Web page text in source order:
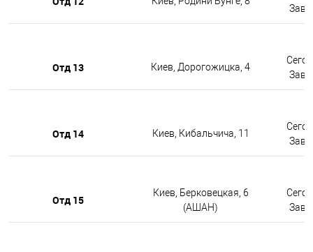
Отд 13 Киев, Дорогожицка, 4
Отд 14 Киев, Кибальчича, 11
Отд 15
Киев, Берковецкая, 6
(АШАН)